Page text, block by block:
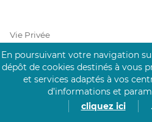
Vie Privée
PAIEMENT SÉCURISÉ
La collecte de vos informations de
En poursuivant votre navigation
dépôt de cookies destinés à vous
et services adaptés à vos
d’informations et
cliquez ici
.